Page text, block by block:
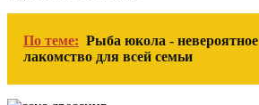
По теме: Рыба юкола - невероятное
лакомство для всей семьи